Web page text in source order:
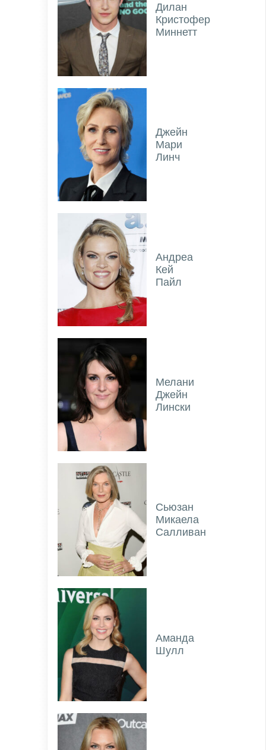
Дилан
Кристофер
Миннетт
Джейн
Мари
Линч
Андреа
Кей
Пайл
Мелани
Джейн
Лински
Сьюзан
Микаела
Салливан
Аманда
Шулл